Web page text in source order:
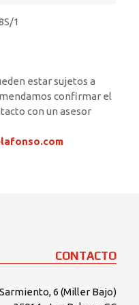
1
estar sujetos a
confirmar el
con un asesor
CONTACTO
6 (Miller Bajo)